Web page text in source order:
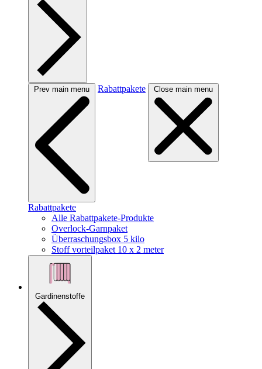
Prev main menu Rabattpakete Close main menu
Rabattpakete
Alle Rabattpakete-Produkte
Overlock-Garnpaket
Überraschungsbox 5 kilo
Stoff vorteilpaket 10 x 2 meter
Gardinenstoffe